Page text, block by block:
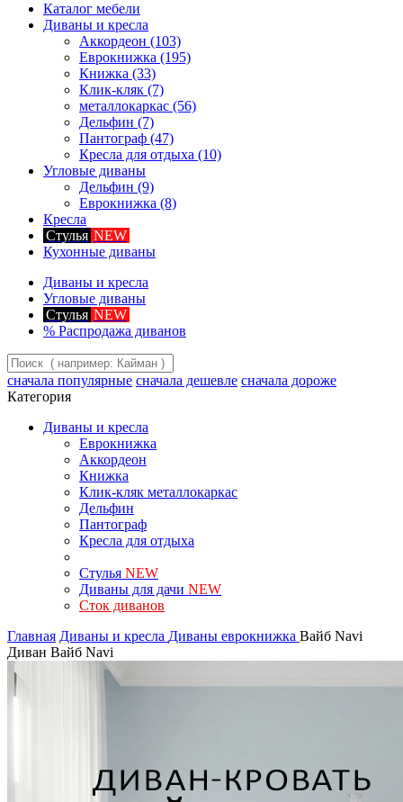
Каталог мебели
Диваны и кресла
Аккордеон (103)
Еврокнижка (195)
Книжка (33)
Клик-кляк (7)
металлокаркас (56)
Дельфин (7)
Пантограф (47)
Кресла для отдыха (10)
Угловые диваны
Дельфин (9)
Еврокнижка (8)
Кресла
Стулья NEW
Кухонные диваны
Диваны и кресла
Угловые диваны
Стулья NEW
% Распродажа диванов
сначала популярные сначала дешевле сначала дороже
Категория
Диваны и кресла
Еврокнижка
Аккордеон
Книжка
Клик-кляк металлокаркас
Дельфин
Пантограф
Кресла для отдыха
Стулья NEW
Диваны для дачи NEW
Сток диванов
Главная Диваны и кресла Диваны еврокнижка Вайб Navi
Диван Вайб Navi